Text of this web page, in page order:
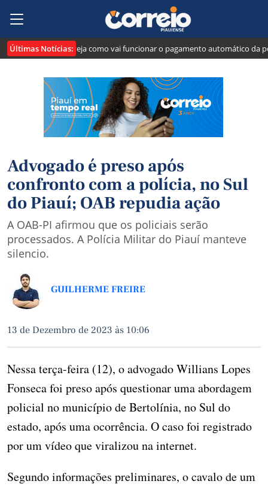
Últimas Notícias:
"Pix Pensão": veja como vai funcionar o pagamento automático da
Advogado é preso após
confronto com a polícia, no Sul
do Piauí; OAB repudia ação
A OAB-PI afirmou que os policiais serão
processados. A Polícia Militar do Piauí manteve
silencio.
GUILHERME FREIRE
13 de Dezembro de 2023 às 10:06
Nessa terça-feira (12), o advogado Willians Lopes
Fonseca foi preso após questionar uma abordagem
policial no município de Bertolínia, no Sul do
estado, após uma ocorrência. O caso foi registrado
por um vídeo que viralizou na internet.
Segundo informações preliminares, o cavalo de um